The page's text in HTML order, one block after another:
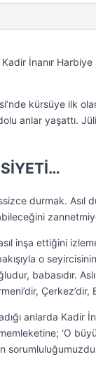
Kadir İnanır
kürsüye ilk
anlar yaşattı.
durmak. Asıl
inşa ettiğini
o
babasıdır.
Çerkez’dir,
anlarda Kadir
‘O